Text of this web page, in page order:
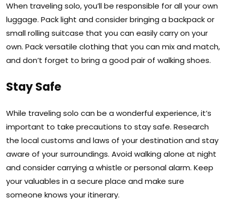
When traveling solo, you’ll be responsible for all your own
luggage. Pack light and consider bringing a backpack or
small rolling suitcase that you can easily carry on your
own. Pack versatile clothing that you can mix and match,
and don’t forget to bring a good pair of walking shoes.
Stay Safe
While traveling solo can be a wonderful experience, it’s
important to take precautions to stay safe. Research
the local customs and laws of your destination and stay
aware of your surroundings. Avoid walking alone at night
and consider carrying a whistle or personal alarm. Keep
your valuables in a secure place and make sure
someone knows your itinerary.